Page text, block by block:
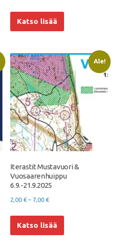
-
8,00 €
Katso lisää
on
muunnelma.
Voit
tehdä
valinnat
tuotteen
sivulla.
Ale!
Iterastit Mustavuori &
Vuosaarenhuippu
6.9.-21.9.2025
2,00€ – 7,00€Hintaluokka:
-
7,00 €
Katso lisää
on